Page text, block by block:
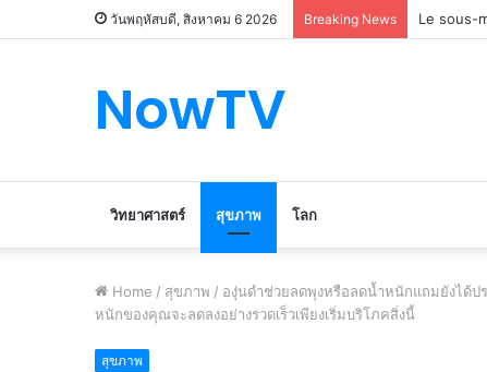
วันพฤหัสบดี, สิงหาคม 6 2026 Breaking News Le
NowTV
วิทยาศาสตร์ สุขภาพ โลก
Home / สุขภาพ / องุ่นดำช่วยลดพุงหรือลดน้ำหนักแถมยังได้ป
หนักของคุณจะลดลงอย่างรวดเร็วเพียงเริ่มบริโภคสิ่งนี้
สุขภาพ